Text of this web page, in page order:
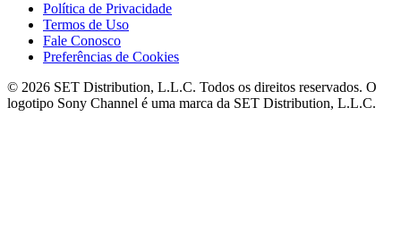
Política de Privacidade
Termos de Uso
Fale Conosco
Preferências de Cookies
© 2026 SET Distribution, L.L.C. Todos os direitos reservados. O
logotipo Sony Channel é uma marca da SET Distribution, L.L.C.